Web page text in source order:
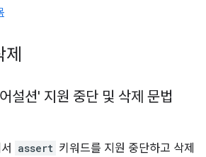
설션' 지원 중단 및 삭제 문법
assert 키워드를 지원 중단하고 삭제